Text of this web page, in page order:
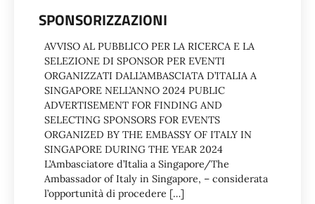
SPONSORIZZAZIONI
AVVISO AL PUBBLICO PER LA RICERCA E LA
SELEZIONE DI SPONSOR PER EVENTI
ORGANIZZATI DALL’AMBASCIATA D’ITALIA A
SINGAPORE NELL’ANNO 2024 PUBLIC
ADVERTISEMENT FOR FINDING AND
SELECTING SPONSORS FOR EVENTS
ORGANIZED BY THE EMBASSY OF ITALY IN
SINGAPORE DURING THE YEAR 2024
L’Ambasciatore d’Italia a Singapore/The
Ambassador of Italy in Singapore, – considerata
l’opportunità di procedere […]